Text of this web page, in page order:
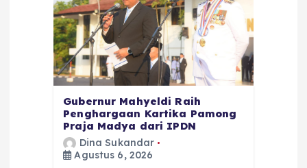
Gubernur Mahyeldi Raih
Penghargaan Kartika Pamong
Praja Madya dari IPDN
Dina Sukandar
Agustus 6, 2026